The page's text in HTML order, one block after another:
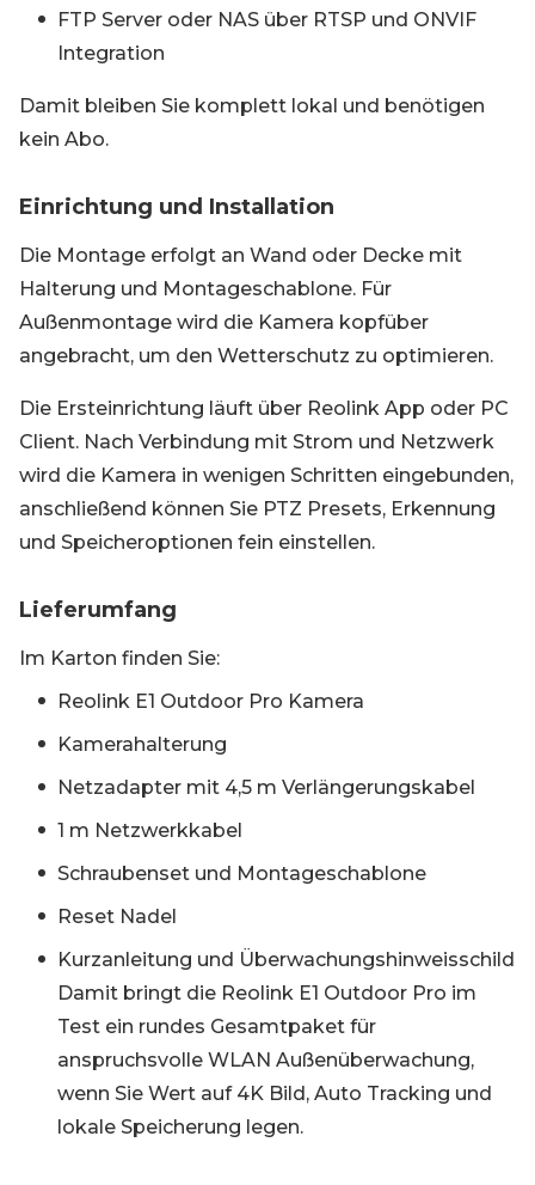
FTP Server oder NAS über RTSP und ONVIF
Integration
Damit bleiben Sie komplett lokal und benötigen
kein Abo.
Einrichtung und Installation
Die Montage erfolgt an Wand oder Decke mit
Halterung und Montageschablone. Für
Außenmontage wird die Kamera kopfüber
angebracht, um den Wetterschutz zu optimieren.
Die Ersteinrichtung läuft über Reolink App oder PC
Client. Nach Verbindung mit Strom und Netzwerk
wird die Kamera in wenigen Schritten eingebunden,
anschließend können Sie PTZ Presets, Erkennung
und Speicheroptionen fein einstellen.
Lieferumfang
Im Karton finden Sie:
Reolink E1 Outdoor Pro Kamera
Kamerahalterung
Netzadapter mit 4,5 m Verlängerungskabel
1 m Netzwerkkabel
Schraubenset und Montageschablone
Reset Nadel
Kurzanleitung und Überwachungshinweisschild
Damit bringt die Reolink E1 Outdoor Pro im
Test ein rundes Gesamtpaket für
anspruchsvolle WLAN Außenüberwachung,
wenn Sie Wert auf 4K Bild, Auto Tracking und
lokale Speicherung legen.